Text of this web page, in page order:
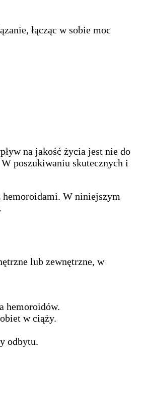
łącząc w sobie moc
na jakość życia jest nie do
poszukiwaniu skutecznych i
hemoroidami. W niniejszym
lub zewnętrzne, w
hemoroidów.
w ciąży.
odbytu.